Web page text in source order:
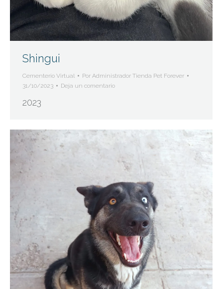
Shingui
Cementerio Virtual Por Administrador Tienda Pet Forever
31/10/2023
Deja un comentario
2023